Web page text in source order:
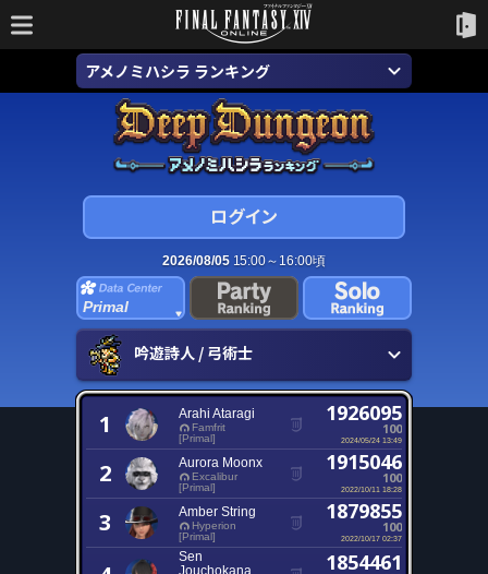
アメノミハシラ ランキング
2026/08/0515:00～16:00頃
Primal
吟遊詩人 / 弓術士
1 Arahi Ataragi
Famfrit
[Primal]
1926095
100
2024/05/24 13:49
2 Aurora Moonx
Excalibur
[Primal]
1915046
100
2022/10/11 18:28
3 Amber String
Hyperion
[Primal]
1879855
100
2022/10/17 02:37
Sen
1854461